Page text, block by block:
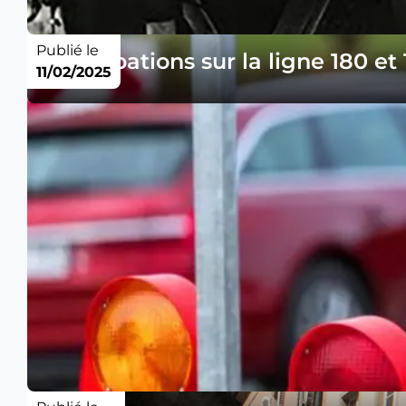
Perturbations sur la ligne 180 et
Publié le
11/02/2025